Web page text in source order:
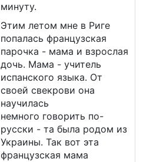
минуту.
Этим летом мне в Риге
попалась французская
парочка - мама и взрослая
дочь. Мама - учитель
испанского языка. От
своей свекрови она
научилась
немного говорить по-
русски - та была родом из
Украины. Так вот эта
французская мама